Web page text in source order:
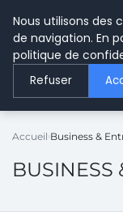
LE
Accueil Business &
BUSINESS
Nous utilisons des
de navigation. En
politique de
Refuser